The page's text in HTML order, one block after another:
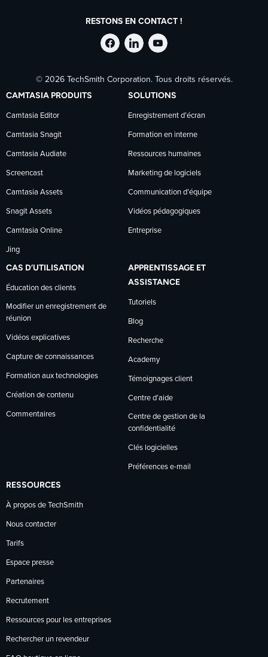
RESTONS EN CONTACT !
Suivre
TechSmith
sur
Facebook
Suivre
TechSmith
sur
LinkedIn
Suivre
TechSmith
sur
YouTube
© 2026 TechSmith Corporation. Tous droits réservés.
CAMTASIA PRODUITS
Camtasia Editor
Camtasia Snagit
Camtasia Audiate
Screencast
Camtasia Assets
Snagit Assets
Camtasia Online
Jing
SOLUTIONS
Enregistrement d’écran
Formation en interne
Ressources humaines
Marketing de logiciels
Communication d’équipe
Vidéos pédagogiques
Entreprise
CAS D’UTILISATION
Éducation des clients
Modifier un enregistrement de
réunion
Vidéos explicatives
Capture de connaissances
Formation aux technologies
Création de contenu
Commentaires
APPRENTISSAGE ET
ASSISTANCE
Tutoriels
Blog
Recherche
Academy
Témoignages client
Centre d’aide
Centre de gestion de la
confidentialité
Clés logicielles
Préférences e-mail
RESSOURCES
À propos de TechSmith
Nous contacter
Tarifs
Espace presse
Partenaires
Recrutement
Ressources pour les entreprises
Rechercher un revendeur